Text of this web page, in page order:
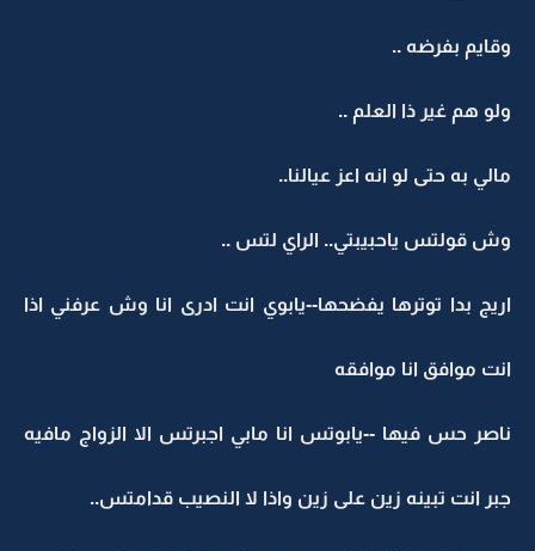
وقايم بفرضه ..
ولو هم غير ذا العلم ..
مالي به حتى لو انه اعز عيالنا..
وش قولتس ياحبيبتي.. الراي لتس ..
اريج بدا توترها يفضحها--يابوي انت ادرى انا وش عرفني اذا
انت موافق انا موافقه
ناصر حس فيها --يابوتس انا مابي اجبرتس الا الزواج مافيه
جبر انت تبينه زين على زين واذا لا النصيب قدامتس..